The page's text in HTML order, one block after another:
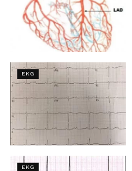
EKG
EKG